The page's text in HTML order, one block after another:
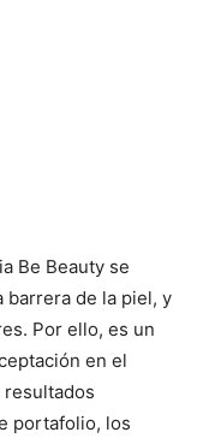
Be Beauty se
de la piel, y
Por ello, es un
en el
portafolio, los